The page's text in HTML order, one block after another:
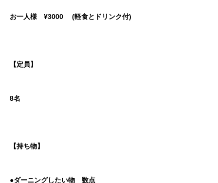
お一人様 ¥3000 (軽食とドリンク付)
【定員】
8名
【持ち物】
●ダーニングしたい物 数点